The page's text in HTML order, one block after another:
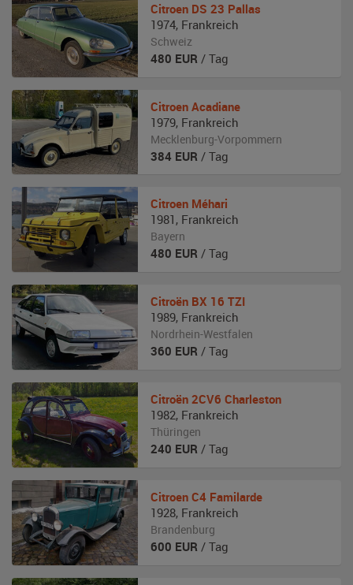
Citroen DS 23 Pallas
1974, Frankreich
Schweiz
480 EUR / Tag
Citroen Acadiane
1979, Frankreich
Mecklenburg-Vorpommern
384 EUR / Tag
Citroen Méhari
1981 , Frankreich
Bayern
480 EUR / Tag
Citroën BX 16 TZI
1989, Frankreich
Nordrhein-Westfalen
360 EUR / Tag
Citroën 2CV6 Charleston
1982, Frankreich
Thüringen
240 EUR / Tag
Citroen C4 Familarde
1928, Frankreich
Brandenburg
600 EUR / Tag